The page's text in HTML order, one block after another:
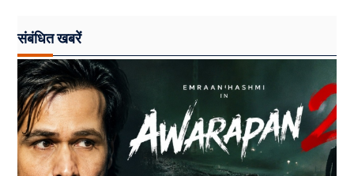
संबंधित खबरें